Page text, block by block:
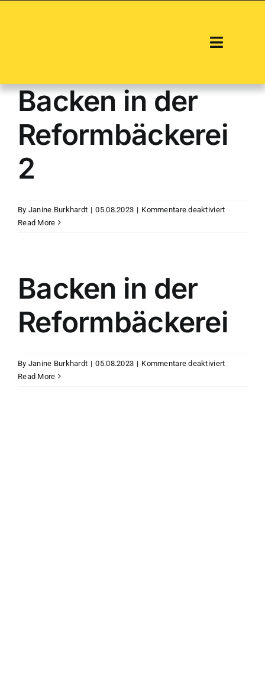
Toggle
Anlässe und Kurse
Brockenstube
Fahrbarer
Über uns
Backen in der
Reformbäckerei
2
By Janine Burkhardt | 05.08.2023 | Kommentare deaktiviertfür
Read More
Backen in der
Reformbäckerei
By Janine Burkhardt | 05.08.2023 | Kommentare deaktiviertfür
Read More